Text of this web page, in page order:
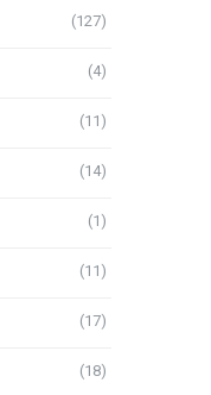
(127)
(4)
(11)
(14)
(1)
(11)
(17)
(18)